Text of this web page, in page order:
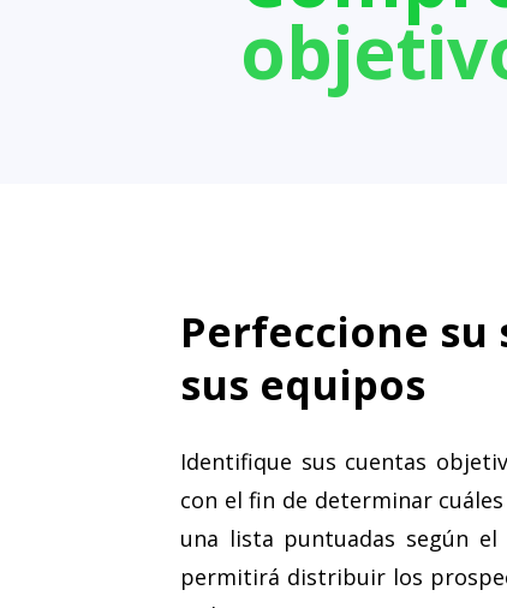
Perfeccione
sus equipos
Identifique sus cuentas
con el fin de determinar
una lista puntuadas según
permitirá distribuir los